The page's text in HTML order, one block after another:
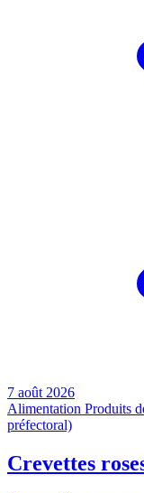
7 août 2026
Alimentation Produits
préfectoral)
Crevettes